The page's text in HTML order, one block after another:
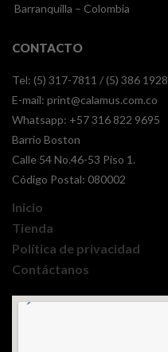
Barranquilla – Colombia
CONTACTO
Tel: (5) 317-7811 / (5) 386 1928
E-mail: print@calamus.com.co
Whatsapp: +57 316 822 9695
Barrio Boston
Calle 54 No.46-53 Piso 1.
Código Postal: 080002
Inicio
Tienda
Política de privacidad
Contáctanos